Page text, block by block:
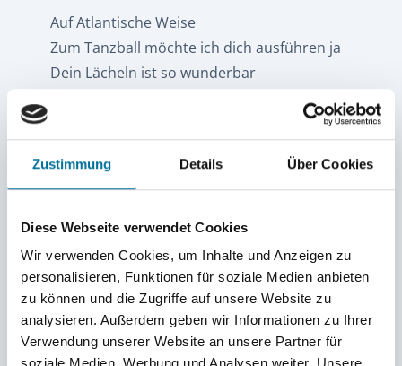
Zustimmung Details Über Cookies
Diese Webseite verwendet Cookies
Wir verwenden Cookies, um Inhalte und Anzeigen zu
personalisieren, Funktionen für soziale Medien anbieten
zu können und die Zugriffe auf unsere Website zu
analysieren. Außerdem geben wir Informationen zu Ihrer
Verwendung unserer Website an unsere Partner für
Auf Atlantische Weise
Zum Tanzball möchte ich dich ausführen ja
Dein Lächeln ist so wunderbar
Deswegen frage ich dich auf diese Weise
Bitte lass mich dies Gedicht nicht bereuen
Dann kann ich ins G‘mach mit gutem Gewissen